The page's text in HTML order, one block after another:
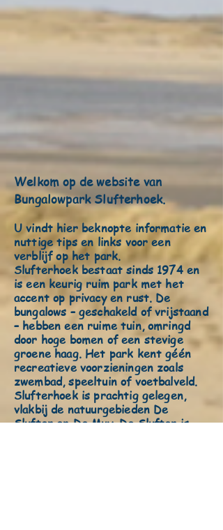
Welkom op de website van
Bungalowpark Slufterhoek.
U vindt hier beknopte informatie en
nuttige tips en links voor een
verblijf op het park.
Slufterhoek bestaat sinds 1974 en
is een keurig ruim park met het
accent op privacy en rust. De
bungalows – geschakeld of vrijstaand
– hebben een ruime tuin, omringd
door hoge bomen of een stevige
groene haag. Het park kent géén
recreatieve voorzieningen zoals
zwembad, speeltuin of voetbalveld.
Slufterhoek is prachtig gelegen,
vlakbij de natuurgebieden De
Slufter en De Muy. De Slufter is